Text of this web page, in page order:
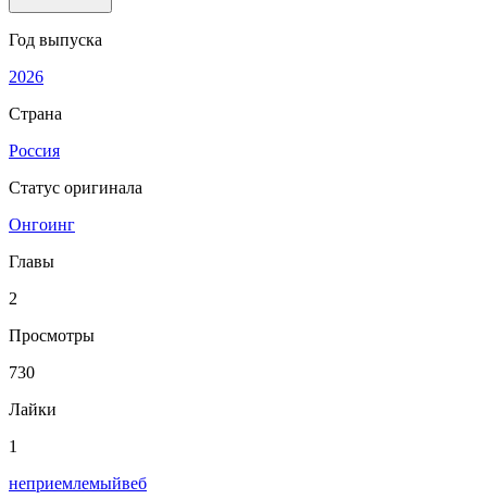
Год выпуска
2026
Страна
Россия
Статус оригинала
Онгоинг
Главы
2
Просмотры
730
Лайки
1
неприемлемыйвеб